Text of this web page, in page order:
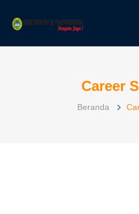
Career
Beranda